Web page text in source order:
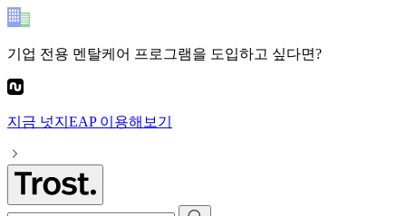
기업 전용 멘탈케어 프로그램을 도입하고 싶다면?
지금 넛지EAP이용해보기